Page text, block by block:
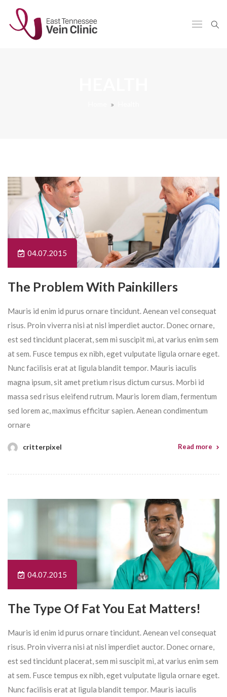
04.07.2015
The Problem With Painkillers
Mauris id enim id purus ornare tincidunt. Aenean vel consequat
risus. Proin viverra nisi at nisl imperdiet auctor. Donec ornare,
est sed tincidunt placerat, sem mi suscipit mi, at varius enim sem
at sem. Fusce tempus ex nibh, eget vulputate ligula ornare eget.
Nunc facilisis erat at ligula blandit tempor. Mauris iaculis
magna ipsum, sit amet pretium risus dictum cursus. Morbi id
massa sed risus eleifend rutrum. Mauris lorem diam, fermentum
sed lorem ac, maximus efficitur sapien. Aenean condimentum
ornare
critterpixel Read more
04.07.2015
The Type Of Fat You Eat Matters!
Mauris id enim id purus ornare tincidunt. Aenean vel consequat
risus. Proin viverra nisi at nisl imperdiet auctor. Donec ornare,
est sed tincidunt placerat, sem mi suscipit mi, at varius enim sem
at sem. Fusce tempus ex nibh, eget vulputate ligula ornare eget.
Nunc facilisis erat at ligula blandit tempor. Mauris iaculis